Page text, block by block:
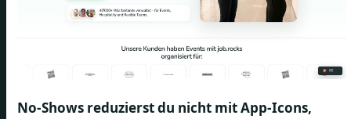
No-Shows reduzierst du nicht mit App-Icons,